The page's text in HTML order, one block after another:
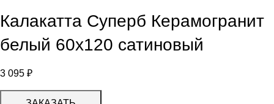
Калакатта Суперб Керамогранит
белый 60х120 сатиновый
3 095 ₽